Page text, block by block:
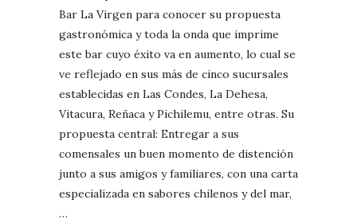
Bar La Virgen para conocer su propuesta
gastronómica y toda la onda que imprime
este bar cuyo éxito va en aumento, lo cual se
ve reflejado en sus más de cinco sucursales
establecidas en Las Condes, La Dehesa,
Vitacura, Reñaca y Pichilemu, entre otras. Su
propuesta central: Entregar a sus
comensales un buen momento de distención
junto a sus amigos y familiares, con una carta
especializada en sabores chilenos y del mar,
…